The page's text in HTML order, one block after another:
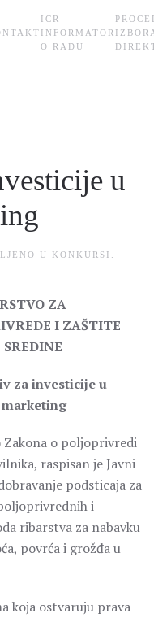
ICR-
INFORMATOR
O RADU
u
U KONKURSI
ZA
I ZAŠTITE
za investicije u
Zakona o poljoprivredi
raspisan je Javni
podsticaja za
i
ribarstva za nabavku
povrća i grožđa u
koja ostvaruju prava